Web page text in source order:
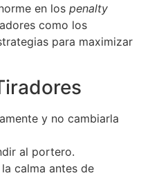
en los penalty
como los
para maximizar
y no cambiarla
al portero.
calma antes de